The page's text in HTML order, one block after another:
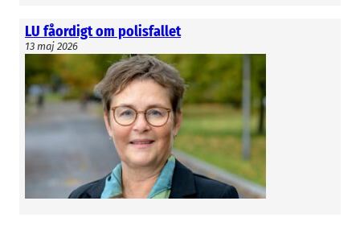
LU fåordigt om polisfallet
13 maj 2026